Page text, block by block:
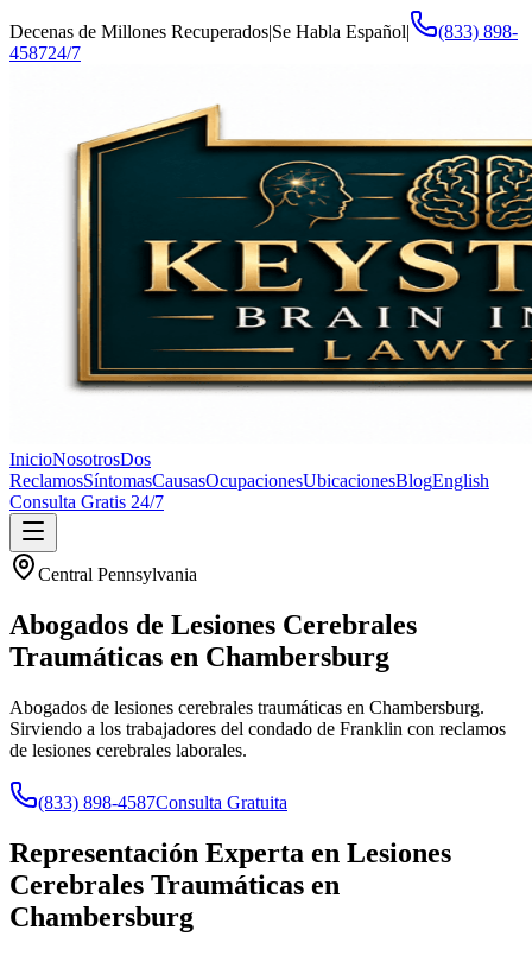
Decenas de Millones Recuperados|Se Habla Español|
(833) 898-
458724/7
InicioNosotrosDos
ReclamosSíntomasCausasOcupacionesUbicacionesBlogEnglish
Consulta Gratis 24/7
Central Pennsylvania
Abogados de Lesiones Cerebrales
Traumáticas en Chambersburg
Abogados de lesiones cerebrales traumáticas en Chambersburg.
Sirviendo a los trabajadores del condado de Franklin con reclamos
de lesiones cerebrales laborales.
(833) 898-4587Consulta Gratuita
Representación Experta en Lesiones
Cerebrales Traumáticas en
Chambersburg